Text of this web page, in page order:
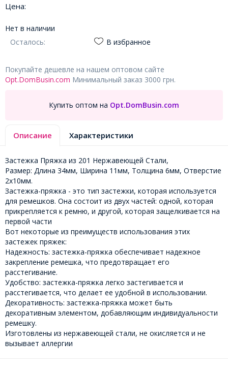
Цена:
Нет в наличии
Осталось:
В избранное
Покупайте дешевле на нашем оптовом сайте
Opt.DomBusin.com Минимальный заказ 3000 грн.
Купить оптом на Opt.DomBusin.com
Описание Характеристики
Застежка Пряжка из 201 Нержавеющей Стали,
Размер: Длина 34мм, Ширина 11мм, Толщина 6мм, Отверстие
2х10мм.
Застежка-пряжка - это тип застежки, которая используется
для ремешков. Она состоит из двух частей: одной, которая
прикрепляется к ремню, и другой, которая защелкивается на
первой части
Вот некоторые из преимуществ использования этих
застежек пряжек:
Надежность: застежка-пряжка обеспечивает надежное
закрепление ремешка, что предотвращает его
расстегивание.
Удобство: застежка-пряжка легко застегивается и
расстегивается, что делает ее удобной в использовании.
Декоративность: застежка-пряжка может быть
декоративным элементом, добавляющим индивидуальности
ремешку.
Изготовлены из нержавеющей стали, не окисляется и не
вызывает аллергии